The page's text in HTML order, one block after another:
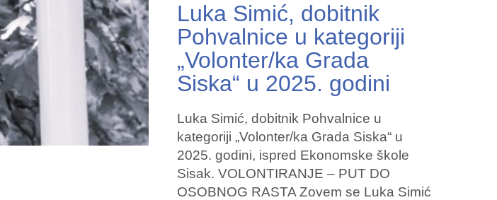
Luka Simić, dobitnik
Pohvalnice u kategoriji
„Volonter/ka Grada
Siska“ u 2025. godini
Luka Simić, dobitnik Pohvalnice u
kategoriji „Volonter/ka Grada Siska“ u
2025. godini, ispred Ekonomske škole
Sisak. VOLONTIRANJE – PUT DO
OSOBNOG RASTA Zovem se Luka Simić